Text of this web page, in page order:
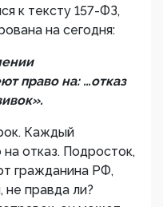
к тексту 157-ФЗ,
на сегодня:
право на: …отказ
Каждый
отказ. Подросток,
гражданина РФ,
не правда ли?